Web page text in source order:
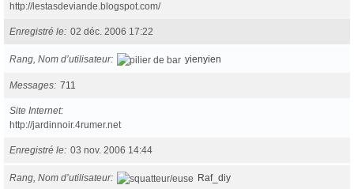
http://lestasdeviande.blogspot.com/
Enregistré le 02 déc. 2006 17:22
Rang, Nom d’utilisateur yienyien
Messages 711
Site Internet
http://jardinnoir.4rumer.net
Enregistré le 03 nov. 2006 14:44
Rang, Nom d’utilisateur Raf_diy